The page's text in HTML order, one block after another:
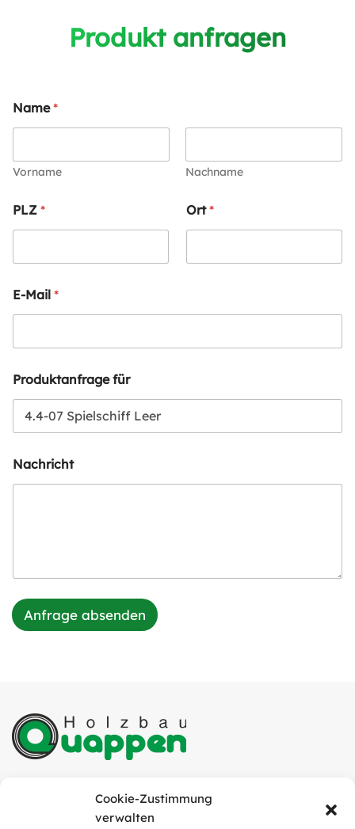
Cookie-Zustimmung
verwalten
Produkt anfragen
Name*
Vorname Nachname
PLZ * Ort*
E-Mail *
Produktanfrage für
Nachricht
Anfrage absenden